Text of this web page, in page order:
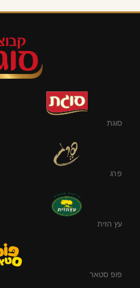
סוגת
פרג
עץ הזית
פופ סטאר